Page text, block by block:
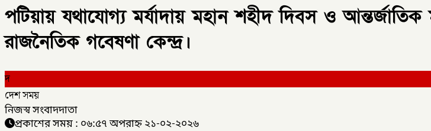
পটিয়ায় যথাযোগ্য মর্যাদায় মহান শহীদ দিবস ও
রাজনৈতিক গবেষণা কেন্দ্র।
দ
দেশ সময়
নিজস্ব সংবাদদাতা
প্রকাশের সময় : ০৬:৫৭ অপরাহ্ন ২১-০২-২০২৬